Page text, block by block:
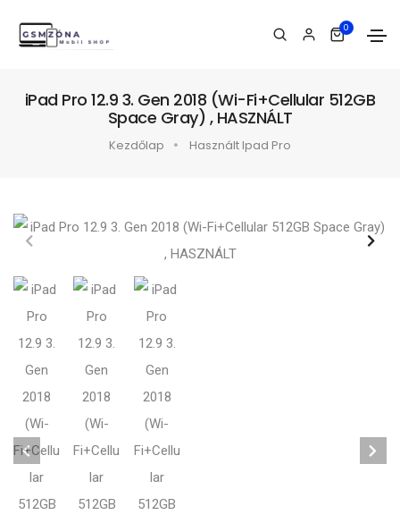
0
iPad Pro 12.9 3. Gen 2018 (Wi-Fi+Cellular 512GB
Space Gray) , HASZNÁLT
Kezdőlap Használt Ipad Pro